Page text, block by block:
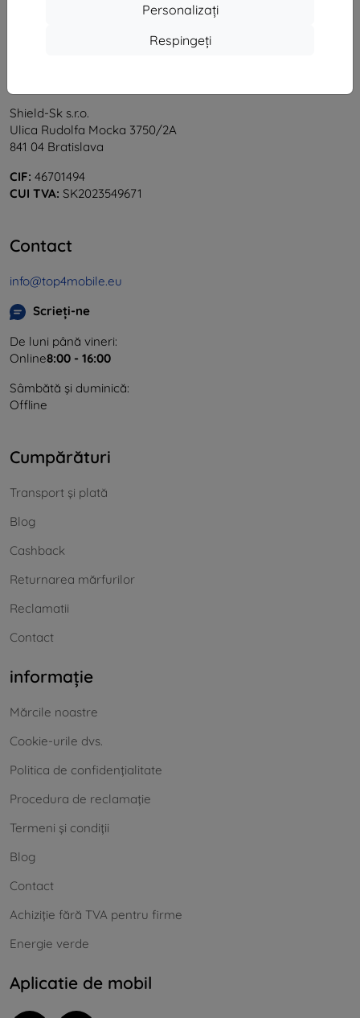
Personalizați
Respingeți
Shield-Sk s.r.o.
Ulica Rudolfa Mocka 3750/2A
841 04 Bratislava
CIF: 46701494
CUI TVA: SK2023549671
Contact
info@top4mobile.eu
Scrieți-ne
De luni până vineri:
Online8:00 - 16:00
Sâmbătă și duminică:
Offline
Cumpărături
Transport și plată
Blog
Cashback
Returnarea mărfurilor
Reclamatii
Contact
informație
Mărcile noastre
Cookie-urile dvs.
Politica de confidențialitate
Procedura de reclamație
Termeni și condiții
Blog
Contact
Achiziție fără TVA pentru firme
Energie verde
Aplicatie de mobil